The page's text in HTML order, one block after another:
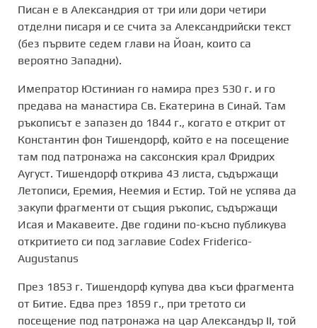
Писан е в Александрия от три или дори четири
отделни писаря и се счита за Александрийски текст
(без първите седем глави на Йоан, които са
вероятно Западни).
Имепратор Юстиниан го намира през 530 г. и го
предава на манастира Св. Екатерина в Синай. Там
ръкописът е запазен до 1844 г., когато е открит от
Константин фон Тишендорф, който е на посещение
там под патронажа на саксонския крал Фридрих
Аугуст. Тишендорф открива 43 листа, съдържащи
Летописи, Еремия, Неемия и Естир. Той не успява да
закупи фрагменти от същия ръкопис, съдържащи
Исая и Макавеите. Две години по-късно публикува
откритието си под заглавие Codex Friderico-
Augustanus
През 1853 г. Тишендорф купува два къси фрагмента
от Битие. Едва през 1859 г., при третото си
посещение под патронажа на цар Александър II, той